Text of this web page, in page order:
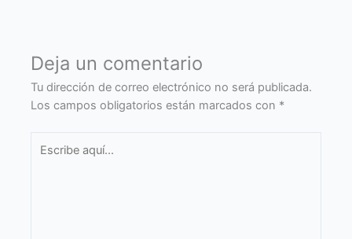
Deja un comentario
Tu dirección de correo electrónico no será publicada.
Los campos obligatorios están marcados con *
aquí...